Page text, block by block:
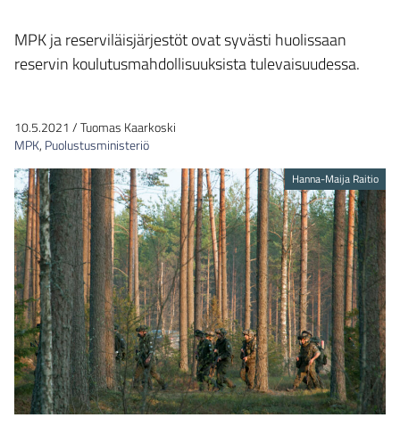
MPK ja reserviläisjärjestöt ovat syvästi huolissaan
reservin koulutusmahdollisuuksista tulevaisuudessa.
10.5.2021 /Tuomas Kaarkoski
MPK, Puolustusministeriö
Hanna-Maija Raitio